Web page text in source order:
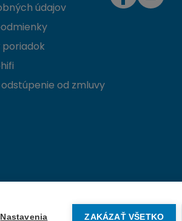
Nastavenia ZAKÁZAŤ VŠETKO
údajov
od zmluvy
Vytvorené na